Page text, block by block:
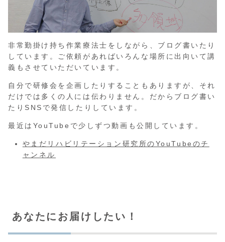
非常勤掛け持ち作業療法士をしながら、ブログ書いたり
しています。ご依頼があればいろんな場所に出向いて講
義もさせていただいています。
自分で研修会を企画したりすることもありますが、それ
だけでは多くの人には伝わりません。だからブログ書い
たりSNSで発信したりしています。
最近はYouTubeで少しずつ動画も公開しています。
やまだリハビリテーション研究所のYouTubeのチ
ャンネル
あなたにお届けしたい！